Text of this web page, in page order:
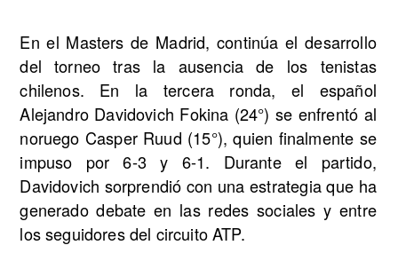
En el Masters de Madrid, continúa el desarrollo
del torneo tras la ausencia de los tenistas
chilenos. En la tercera ronda, el español
Alejandro Davidovich Fokina (24°) se enfrentó al
noruego Casper Ruud (15°), quien finalmente se
impuso por 6-3 y 6-1. Durante el partido,
Davidovich sorprendió con una estrategia que ha
generado debate en las redes sociales y entre
los seguidores del circuito ATP.